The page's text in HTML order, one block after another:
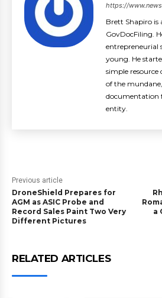
https://
Brett Shapiro is
GovDocFiling.
entrepreneurial
young. He
simple resource
of the
documentation
entity.
Previous article
DroneShield Prepares for
AGM as ASIC Probe and
Record Sales Paint Two Very
Different Pictures
a
RELATED ARTICLES